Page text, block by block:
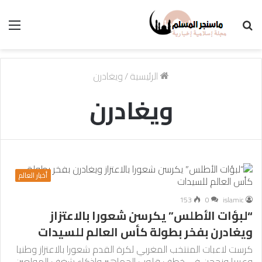
الرئيسية/ويغادرن
ويغادرن
أخبار العالم
islamic
0
153
“لبؤات الأطلس” يكرسن شعورا بالاعتزاز
ويغادرن بفخر بطولة كأس العالم للسيدات
كرست لاعبات المنتخب المغربي لكرة القدم شعورا بالاعتزاز وطنيا